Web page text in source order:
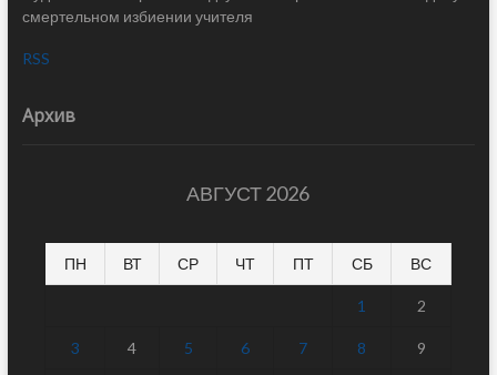
смертельном избиении учителя
RSS
Архив
АВГУСТ 2026
ПН ВТ СР ЧТ ПТ СБ ВС
1 2
3 4 5 6 7 8 9